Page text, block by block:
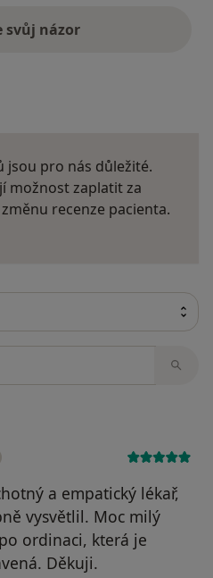
svůj názor
jsou pro nás důležité.
možnost zaplatit za
recenze pacienta.
a empatický lékař,
vysvětlil. Moc milý
ordinaci, která je
Děkuji.